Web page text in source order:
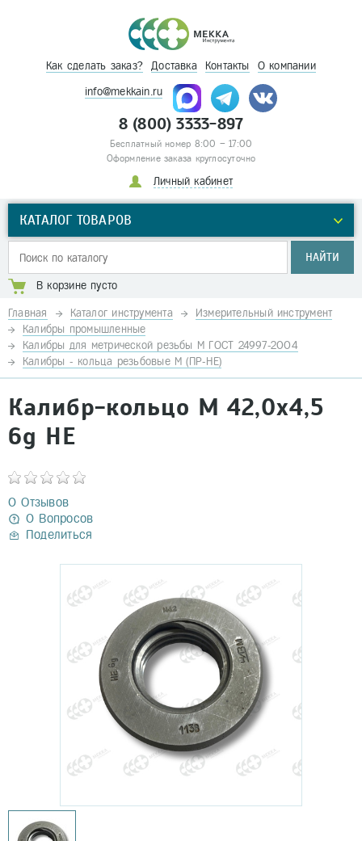
Как сделать заказ? Доставка Контакты О компании
info@mekkain.ru
8 (800) 3333-897
Бесплатный номер 8:00 – 17:00
Оформление заказа круглосуточно
Личный кабинет
КАТАЛОГ ТОВАРОВ
НАЙТИ
В корзине пусто
Главная Каталог инструмента
Измерительный инструмент
Калибры промышленные
Калибры для метрической резьбы М ГОСТ 24997-2004
Калибры - кольца резьбовые М (ПР-НЕ)
Калибр-кольцо М 42,0х4,5
6g НЕ
0 Отзывов
0 Вопросов
Поделиться